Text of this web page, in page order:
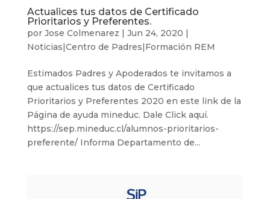
Actualices tus datos de Certificado
Prioritarios y Preferentes.
por Jose Colmenarez | Jun 24, 2020 |
Noticias|Centro de Padres|Formación REM
Estimados Padres y Apoderados te invitamos a
que actualices tus datos de Certificado
Prioritarios y Preferentes 2020 en este link de la
Página de ayuda mineduc. Dale Click aquí.
https://sep.mineduc.cl/alumnos-prioritarios-
preferente/ Informa Departamento de...